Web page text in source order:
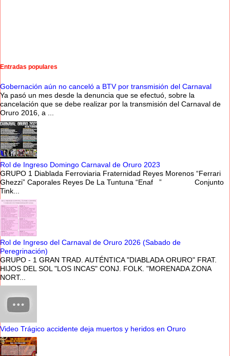
Entradas populares
Gobernación aún no canceló a BTV por transmisión del Carnaval
Ya pasó un mes desde la denuncia que se efectuó, sobre la
cancelación que se debe realizar por la transmisión del Carnaval de
Oruro 2016, a ...
Rol de Ingreso Domingo Carnaval de Oruro 2023
GRUPO 1 Diablada Ferroviaria Fraternidad Reyes Morenos “Ferrari
Ghezzi” Caporales Reyes De La Tuntuna “Enaf ” Conjunto
Tink...
Rol de Ingreso del Carnaval de Oruro 2026 (Sabado de
Peregrinación)
GRUPO - 1 GRAN TRAD. AUTÉNTICA "DIABLADA ORURO" FRAT.
HIJOS DEL SOL "LOS INCAS" CONJ. FOLK. "MORENADA ZONA
NORT...
Video Trágico accidente deja muertos y heridos en Oruro